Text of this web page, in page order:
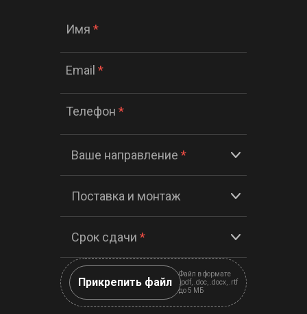
Имя *
Email *
Телефон *
Ваше направление *
Поставка и монтаж
Срок сдачи *
Прикрепить файл
Файл в формате
.pdf, .doc, .docx, .rtf
до 5 МБ